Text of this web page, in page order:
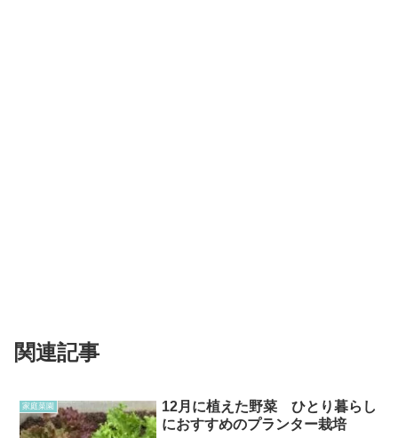
関連記事
家庭菜園
12月に植えた野菜 ひとり暮らし
におすすめのプランター栽培